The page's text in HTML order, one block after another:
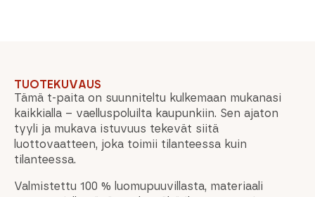
TUOTEKUVAUS
Tämä t-paita on suunniteltu kulkemaan mukanasi
kaikkialla – vaelluspoluilta kaupunkiin. Sen ajaton
tyyli ja mukava istuvuus tekevät siitä
luottovaatteen, joka toimii tilanteessa kuin
tilanteessa.
Valmistettu 100 % luomupuuvillasta, materiaali